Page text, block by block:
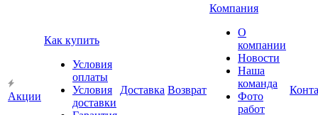
Акции
Как купить
Условия
оплаты
Условия
доставки
Доставка Возврат
Компания
О
компании
Новости
Наша
команда
Фото
работ